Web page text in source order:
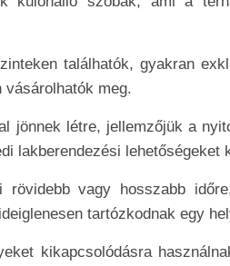
találhatók, gyakran
vásárolhatók meg.
jönnek létre, jellemzőjük a
lakberendezési lehetőségeket
vagy hosszabb
tartózkodnak egy
kikapcsolódásra